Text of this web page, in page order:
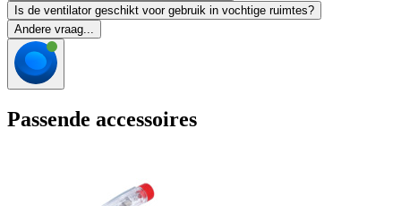
Is de ventilator geschikt voor gebruik in vochtige ruimtes?
Andere vraag...
Passende accessoires